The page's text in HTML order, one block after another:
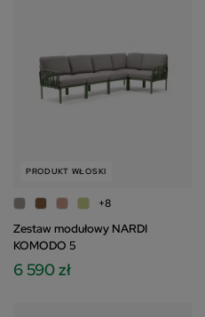
PRODUKT WŁOSKI
+8
Zestaw modułowy NARDI
KOMODO 5
6 590 zł